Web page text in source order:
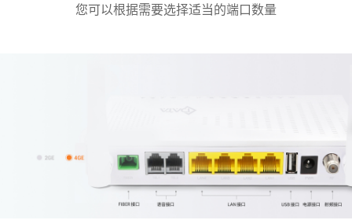
您可以根据需要选择适当的端口数量